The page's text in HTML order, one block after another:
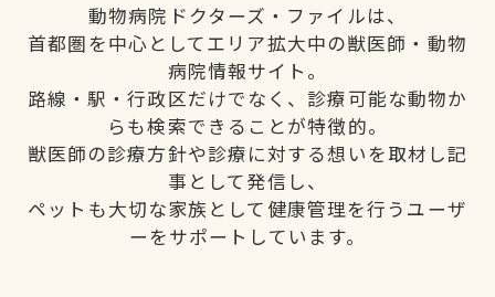
動物病院ドクターズ・ファイルは、
首都圏を中心としてエリア拡大中の獣医師・動物
病院情報サイト。
路線・駅・行政区だけでなく、診療可能な動物か
らも検索できることが特徴的。
獣医師の診療方針や診療に対する想いを取材し記
事として発信し、
ペットも大切な家族として健康管理を行うユーザ
ーをサポートしています。